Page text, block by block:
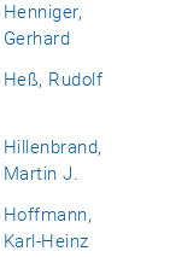
Henniger,
Gerhard
Heß, Rudolf
Hillenbrand,
Martin J.
Hoffmann,
Karl-Heinz